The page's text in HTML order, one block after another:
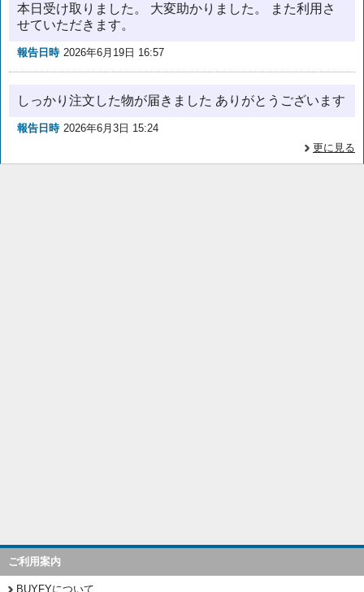
本日受け取りました。 大変助かりました。 また利用さ
せていただきます。
報告日時 2026年6月19日 16:57
しっかり注文した物が届きました ありがとうございます
報告日時 2026年6月3日 15:24
更に見る
ご利用案内
BUYFYについて